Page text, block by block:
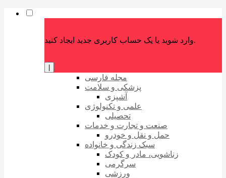
وارد شوید یا یک حساب کاربری جدید ایجاد کنید.
مجله فارسی
پزشکی و سلامت
آشپزی
علمی و تکنولوژی
تحصیلی
صنعت و تجارت و خدمات
حمل و نقل و خودرو
سبک زندگی و خانواده
زناشویی، مادر و کودک
سرگرمی
ورزشی